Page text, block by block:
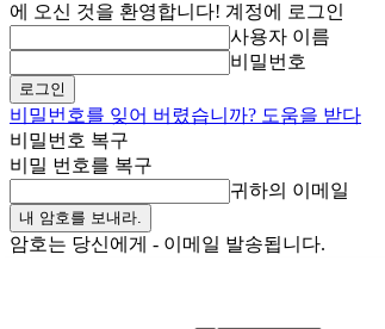
에 오신 것을 환영합니다! 계정에 로그인
사용자 이름
비밀번호
비밀번호를 잊어 버렸습니까? 도움을 받다
비밀번호 복구
비밀 번호를 복구
귀하의 이메일
암호는 당신에게 - 이메일 발송됩니다.